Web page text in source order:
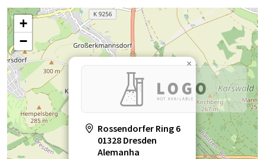
Rossendorfer Ring 6
01328 Dresden
Alemanha
×
+
−